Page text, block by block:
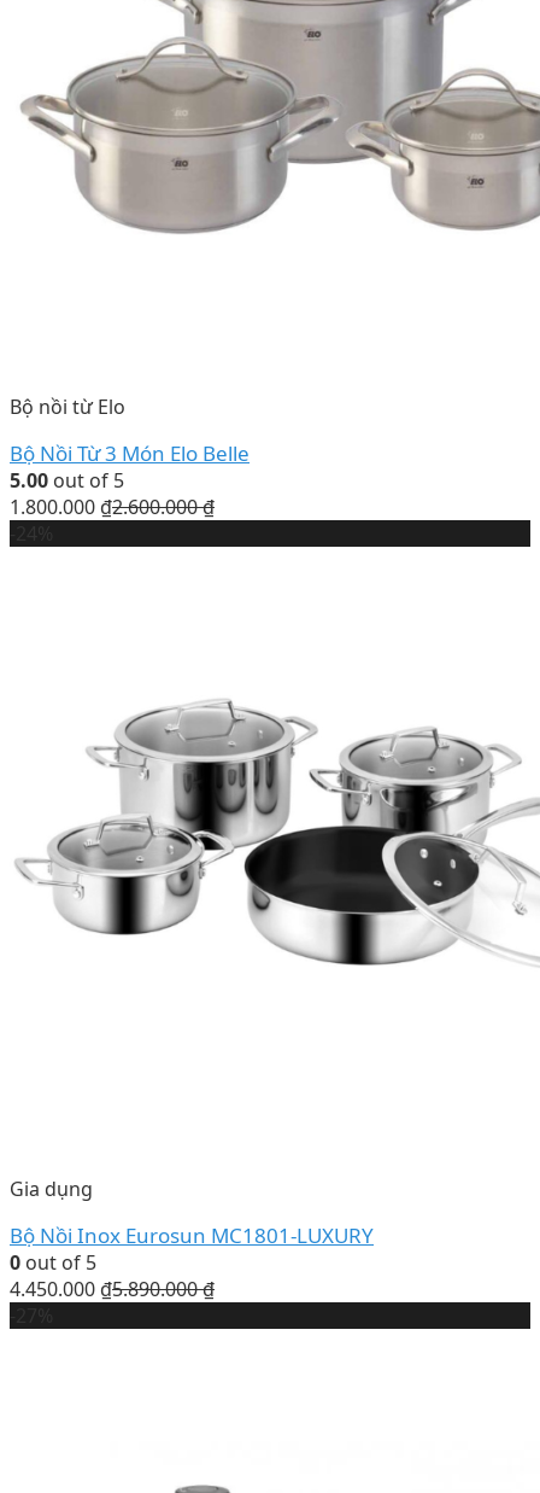
Bộ nồi từ Elo
Bộ Nồi Từ 3 Món Elo Belle
5.00 out of 5
1.800.000 ₫2.600.000₫
Gia dụng
Bộ Nồi Inox Eurosun MC1801-LUXURY
0 out of 5
4.450.000 ₫5.890.000₫